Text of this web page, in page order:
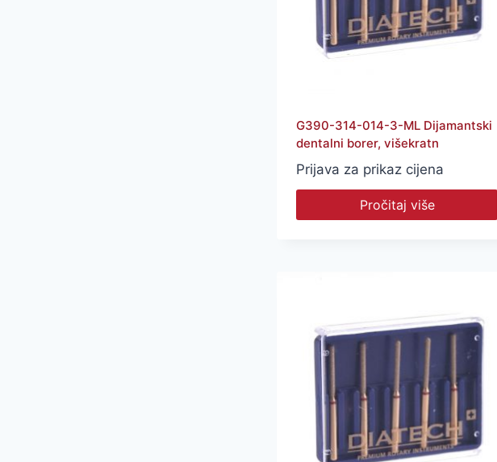
G390-314-014-3-ML Dijamantski
dentalni borer, višekratn
Prijava za prikaz cijena
Pročitaj više